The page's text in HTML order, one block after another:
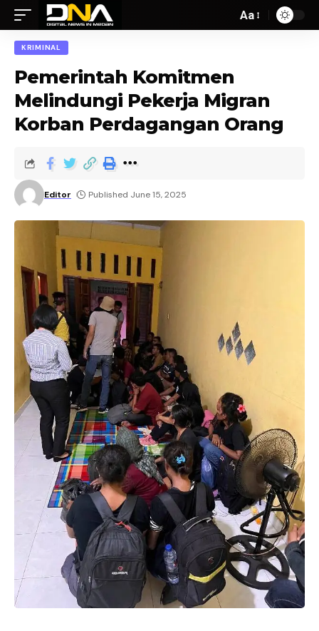
Aa
KRIMINAL
Pemerintah Komitmen
Melindungi Pekerja Migran
Korban Perdagangan Orang
Editor Published June 15, 2025